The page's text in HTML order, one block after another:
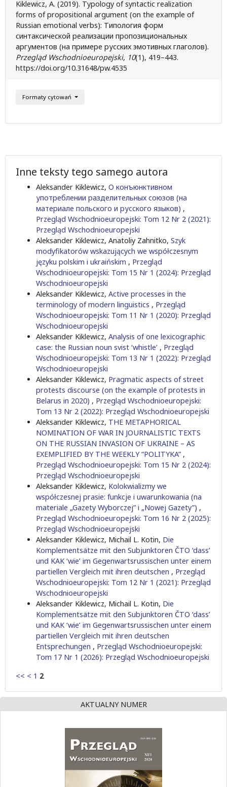
Kiklewicz, A. (2019). Typology of syntactic realization
forms of propositional argument (on the example of
Russian emotional verbs): Типология форм
синтаксической реализации пропозициональных
аргументов (на примере русских эмотивных глаголов).
Przegląd Wschodnioeuropejski, 10(1), 419–443.
https://doi.org/10.31648/pw.4535
Formaty cytowań
Inne teksty tego samego autora
Aleksander Kiklewicz, О конъюнктивном
употреблении разделительных союзов (на
материале польского и русского языков) ,
Przegląd Wschodnioeuropejski: Tom 12 Nr 2 (2021):
Przegląd Wschodnioeuropejski
Aleksander Kiklewicz, Anatoliy Zahnitko, Szyk
modyfikatorów wskazujących we współczesnym
języku polskim i ukraińskim , Przegląd
Wschodnioeuropejski: Tom 15 Nr 1 (2024): Przegląd
Wschodnioeuropejski
Aleksander Kiklewicz, Active processes in the
terminology of modern linguistics , Przegląd
Wschodnioeuropejski: Tom 11 Nr 1 (2020): Przegląd
Wschodnioeuropejski
Aleksander Kiklewicz, Analysis of one lexicographic
case: the Russian noun svist ‘whistle’ , Przegląd
Wschodnioeuropejski: Tom 13 Nr 1 (2022): Przegląd
Wschodnioeuropejski
Aleksander Kiklewicz, Pragmatic aspects of street
protests discourse (on the example of protests in
Belarus in 2020) , Przegląd Wschodnioeuropejski:
Tom 13 Nr 2 (2022): Przegląd Wschodnioeuropejski
Aleksander Kiklewicz, THE METAPHORICAL
NOMINATION OF WAR IN JOURNALISTIC TEXTS
ON THE RUSSIAN INVASION OF UKRAINE – AS
EXEMPLIFIED BY THE WEEKLY “POLITYKA” ,
Przegląd Wschodnioeuropejski: Tom 15 Nr 2 (2024):
Przegląd Wschodnioeuropejski
Aleksander Kiklewicz, Kolokwializmy we
współczesnej prasie: funkcje i uwarunkowania (na
materiale „Gazety Wyborczej” i „Nowej Gazety”) ,
Przegląd Wschodnioeuropejski: Tom 16 Nr 2 (2025):
Przegląd Wschodnioeuropejski
Aleksander Kiklewicz, Michail L. Kotin, Die
Komplementsätze mit den Subjunktoren ČTO ‘dass’
und KAK ‘wie’ im Gegenwartsrussischen unter einem
partiellen Vergleich mit ihren deutschen , Przegląd
Wschodnioeuropejski: Tom 12 Nr 1 (2021): Przegląd
Wschodnioeuropejski
Aleksander Kiklewicz, Michail L. Kotin, Die
Komplementsätze mit den Subjunktoren ČTO ‘dass’
und KAK ‘wie’ im Gegenwartsrussischen unter einem
partiellen Vergleich mit ihren deutschen
Entsprechungen , Przegląd Wschodnioeuropejski:
Tom 17 Nr 1 (2026): Przegląd Wschodnioeuropejski
<< < 1 2
AKTUALNY NUMER